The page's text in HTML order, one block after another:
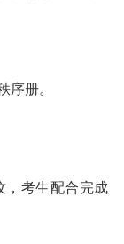
序册。
，考生配合完成